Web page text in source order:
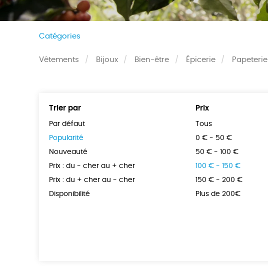
Catégories
Vêtements Bijoux Bien-être Épicerie Papeterie
Trier par
Par défaut
Popularité
Nouveauté
Prix : du - cher au + cher
Prix : du + cher au - cher
Disponibilité
Prix
Tous
0 € - 50 €
50 € - 100 €
100 € - 150 €
150 € - 200 €
Plus de 200€